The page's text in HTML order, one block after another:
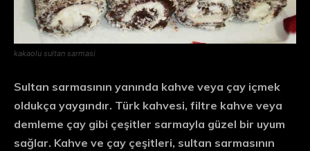
kakaolu sultan sarmasi
Sultan sarmasının yanında kahve veya çay içmek
oldukça yaygındır. Türk kahvesi, filtre kahve veya
demleme çay gibi çeşitler sarmayla güzel bir uyum
sağlar. Kahve ve çay çeşitleri, sultan sarmasının